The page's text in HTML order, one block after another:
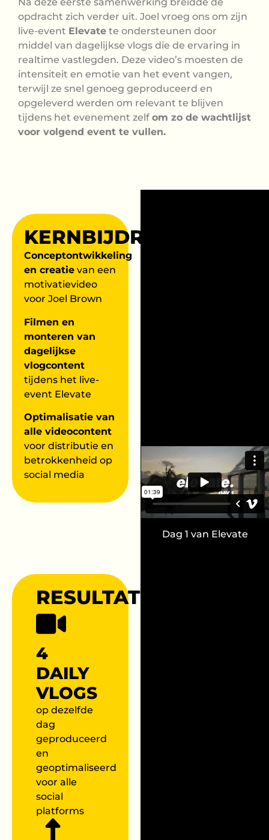
opdracht zich verder uit. Joel vroeg ons om zijn
live-event Elevate te ondersteunen door
middel van dagelijkse vlogs die de ervaring in
realtime vastlegden. Deze video’s moesten de
intensiteit en emotie van het event vangen,
terwijl ze snel genoeg geproduceerd en
opgeleverd werden om relevant te blijven
tijdens het evenement zelf om zo de wachtlijst
voor volgend event te vullen.
KERNBIJDRAGEN
Conceptontwikkeling
en creatie van een
motivatievideo
voor Joel Brown
Filmen en
monteren van
dagelijkse
vlogcontent
tijdens het live-
event Elevate
Optimalisatie van
alle videocontent
voor distributie en
betrokkenheid op
social media
Dag 1 van Elevate
RESULTATEN
4
DAILY
VLOGS
op dezelfde
dag
geproduceerd
en
geoptimaliseerd
voor alle
social
platforms